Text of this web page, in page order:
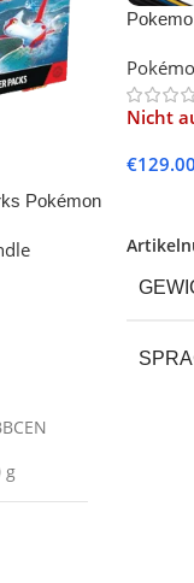
Pokémon
g
Nicht
€